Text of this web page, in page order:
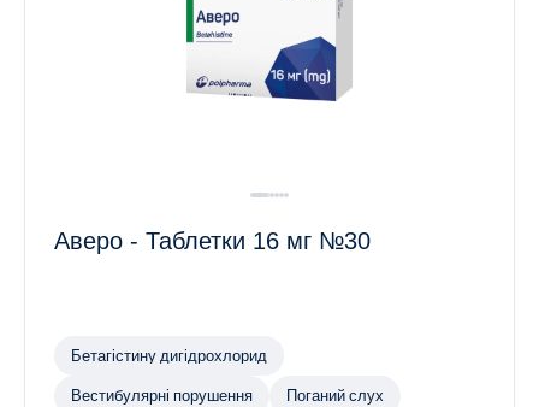
Аверо - Таблетки 16 мг №30
Бетагістину дигідрохлорид
Вестибулярні порушення Поганий слух